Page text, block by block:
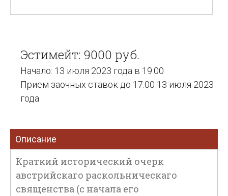
Эстимейт: 9000 руб.
Начало: 13 июля 2023 года в 19:00
Прием заочных ставок до 17:00 13 июля 2023
года
Описание
Краткий исторический очерк
австрийскаго раскольническаго
священства (с начала его